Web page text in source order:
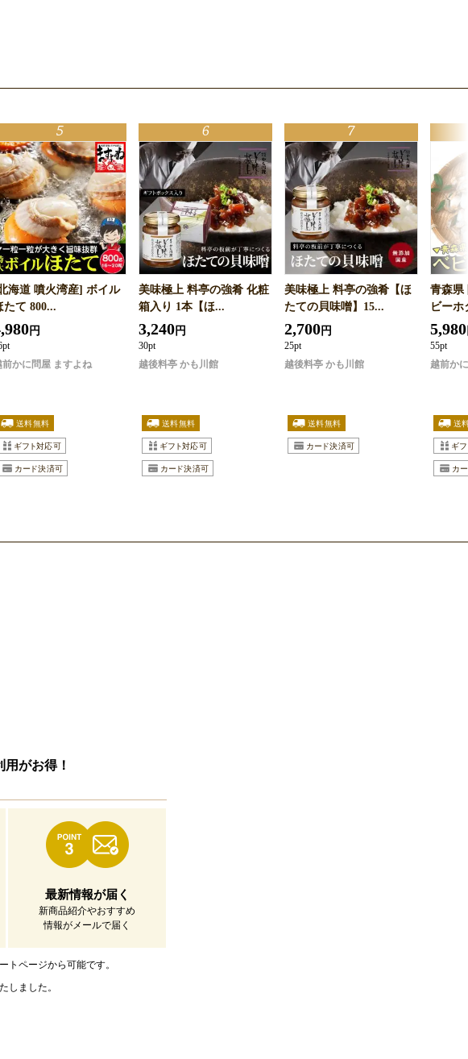
海道 噴火湾産] ボイル
たて 800...
円
前かに問屋 ますよね
美味極上 料亭の強肴 化粧
箱入り 1本【ほ...
3,240円
30pt
越後料亭 かも川館
美味極上 料亭の強肴【ほ
たての貝味噌】15...
2,700円
25pt
越後料亭 かも川館
青森県
ビーホ
5,980
55pt
越前か
がお得！
最新情報が届く
新商品紹介やおすすめ
情報がメールで届く
トページから可能です。
しました。